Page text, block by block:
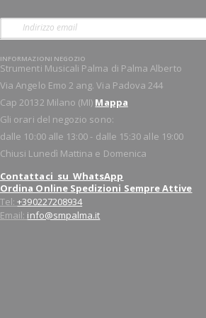
INFORMAZIONI NEGOZIO
Strumenti Musicali Palma di Palma Alberto
Via Angelo Emo 2 ang. Via Padova 244
Cap 20132 Milano (MI) Mappa
Gli orari del negozio sono:
dalle 10:00 alle 13:00 - dalle 15:30 alle 19:00
Chiusi Lunedì Mattina e Domenica
Contattaci su WhatsApp
Ordina Online Spedizioni Sempre Attive
Tel:+390227208934
Email: info@smpalma.it